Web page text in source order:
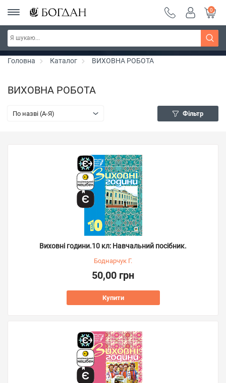
РОЗПРОДАЖ ~ 150 грн ~ 200 грн ~ 250 грн ~
300 грн ~ РОЗПРОДАЖ
Дізнатись більше
0
Головна Каталог ВИХОВНА РОБОТА
ВИХОВНА РОБОТА
По назві (A-Я) Фільтр
Виховні години.10 кл: Навчальний посібник.
Боднарчук Г.
50,00 грн
Купити